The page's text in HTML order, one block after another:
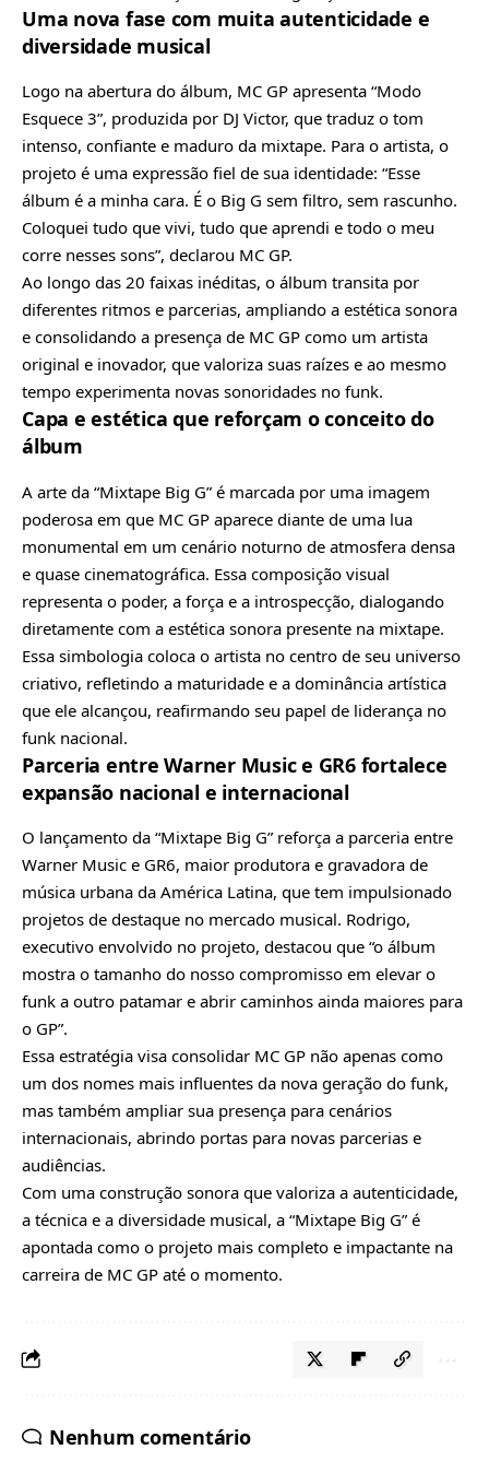
Uma nova fase com muita autenticidade e
diversidade musical
Logo na abertura do álbum, MC GP apresenta “Modo
Esquece 3”, produzida por DJ Victor, que traduz o tom
intenso, confiante e maduro da mixtape. Para o artista, o
projeto é uma expressão fiel de sua identidade: “Esse
álbum é a minha cara. É o Big G sem filtro, sem rascunho.
Coloquei tudo que vivi, tudo que aprendi e todo o meu
corre nesses sons”, declarou MC GP.
Ao longo das 20 faixas inéditas, o álbum transita por
diferentes ritmos e parcerias, ampliando a estética sonora
e consolidando a presença de MC GP como um artista
original e inovador, que valoriza suas raízes e ao mesmo
tempo experimenta novas sonoridades no funk.
Capa e estética que reforçam o conceito do
álbum
A arte da “Mixtape Big G” é marcada por uma imagem
poderosa em que MC GP aparece diante de uma lua
monumental em um cenário noturno de atmosfera densa
e quase cinematográfica. Essa composição visual
representa o poder, a força e a introspecção, dialogando
diretamente com a estética sonora presente na mixtape.
Essa simbologia coloca o artista no centro de seu universo
criativo, refletindo a maturidade e a dominância artística
que ele alcançou, reafirmando seu papel de liderança no
funk nacional.
Parceria entre Warner Music e GR6 fortalece
expansão nacional e internacional
O lançamento da “Mixtape Big G” reforça a parceria entre
Warner Music e GR6, maior produtora e gravadora de
música urbana da América Latina, que tem impulsionado
projetos de destaque no mercado musical. Rodrigo,
executivo envolvido no projeto, destacou que “o álbum
mostra o tamanho do nosso compromisso em elevar o
funk a outro patamar e abrir caminhos ainda maiores para
o GP”.
Essa estratégia visa consolidar MC GP não apenas como
um dos nomes mais influentes da nova geração do funk,
mas também ampliar sua presença para cenários
internacionais, abrindo portas para novas parcerias e
audiências.
Com uma construção sonora que valoriza a autenticidade,
a técnica e a diversidade musical, a “Mixtape Big G” é
apontada como o projeto mais completo e impactante na
carreira de MC GP até o momento.
Nenhum comentário